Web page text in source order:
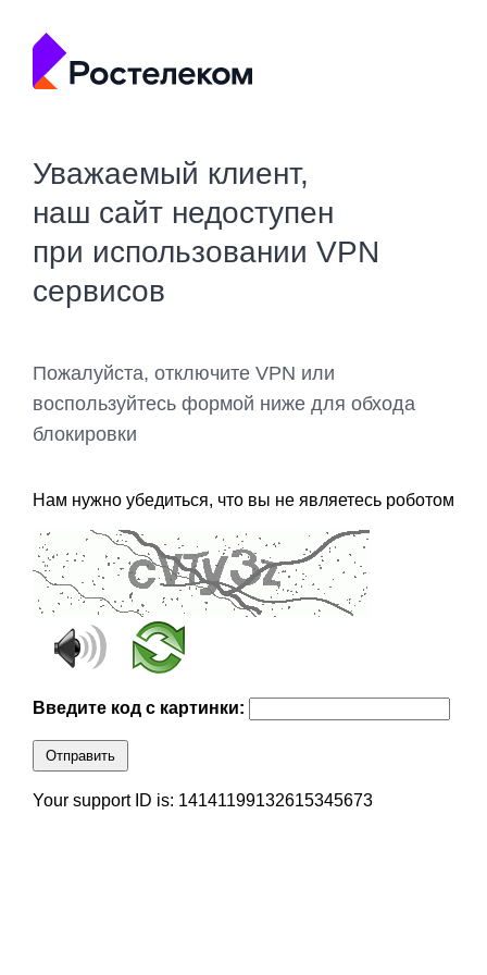
Уважаемый клиент,
наш сайт недоступен
при использовании VPN
сервисов
Пожалуйста, отключите VPN или
воспользуйтесь формой ниже для обхода
блокировки
Нам нужно убедиться, что вы не являетесь роботом
Введите код с картинки:
Отправить
Your support ID is: 14141199132615345673